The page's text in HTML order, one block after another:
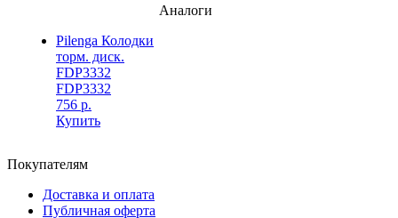
Аналоги
Pilenga Колодки
торм. диск.
FDP3332
FDP3332
756 р.
Купить
Покупателям
Доставка и оплата
Публичная оферта